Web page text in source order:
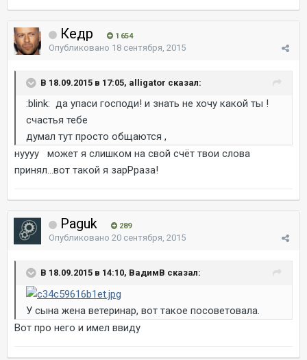
Кедр 1 654
Опубликовано 18 сентября, 2015
В 18.09.2015 в 17:05, alligator сказал:
:blink: да упаси господи! и знать не хочу какой ты !
счастья тебе
думал тут просто общаются ,
нуууу может я слишком на свой счёт твои слова
принял...вот такой я зарРраза!
Paguk 289
Опубликовано 20 сентября, 2015
В 18.09.2015 в 14:10, ВадимВ сказал:
У сына жена ветеринар, вот такое посоветовала.
Вот про него и имел ввиду